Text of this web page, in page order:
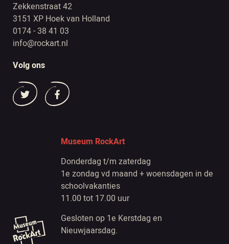
Zekkenstraat 42
3151 XP Hoek van Holland
0174 - 38 41 03
info@rockart.nl
Volg ons
Museum RockArt
Donderdag t/m zaterdag
1e zondag vd maand + woensdagen in de
schoolvakanties
11.00 tot 17.00 uur
Gesloten op 1e Kerstdag en
Nieuwjaarsdag.